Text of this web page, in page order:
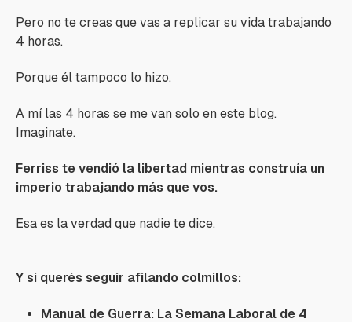
Pero no te creas que vas a replicar su vida trabajando
4 horas.
Porque él tampoco lo hizo.
A mí las 4 horas se me van solo en este blog.
Imaginate.
Ferriss te vendió la libertad mientras construía un
imperio trabajando más que vos.
Esa es la verdad que nadie te dice.
Y si querés seguir afilando colmillos:
Manual de Guerra: La Semana Laboral de 4